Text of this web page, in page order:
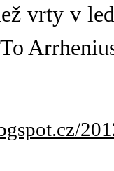
vrty v